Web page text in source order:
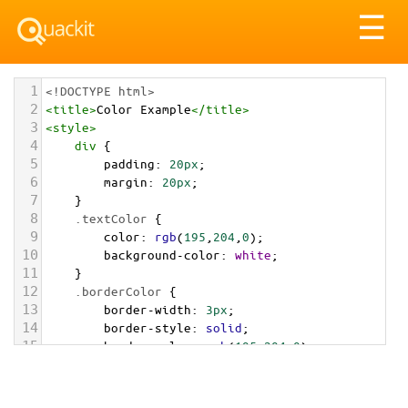
☰
1 <!DOCTYPE html>
2 <title>Color Example</title>
3 <style>
4 div {
5 padding: 20px;
6 margin: 20px;
7 }
8 .textColor {
9 color: rgb(195 204 0);
10 background-color: white;
11 }
12 .borderColor {
13 border-width: 3px;
14 border-style: solid;
15 border-color: rgb(195,204,0);